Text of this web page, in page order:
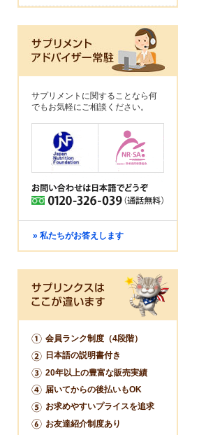
サプリメントに関することなら何
でもお気軽にご相談ください。
» 私たちがお答えします
会員ランク制度（4段階）
日本語の説明書付き
20年以上の豊富な販売実績
届いてからの後払いもOK
お求めやすいプライスを追求
お友達紹介制度あり